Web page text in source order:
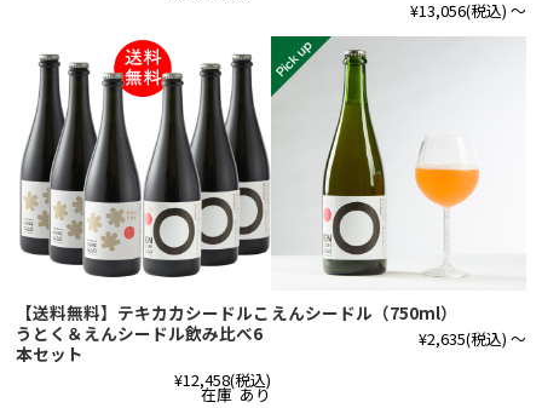
¥13,056(税込) ～
【送料無料】テキカカシードルこ
うとく＆えんシードル飲み比べ6
本セット
¥12,458(税込)
在庫 あり
えんシードル（750ml）
¥2,635(税込) ～